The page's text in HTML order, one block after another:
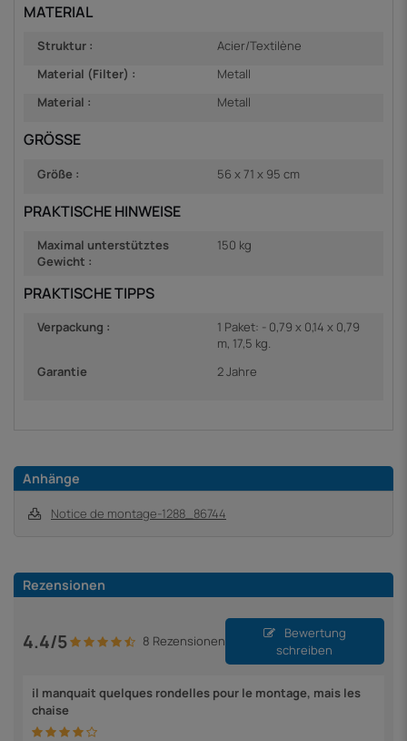
MATERIAL
Struktur :
Acier/Textilène
Material (Filter) :
Metall
Material :
Metall
GRÖSSE
Größe : 56 x 71 x 95 cm
PRAKTISCHE HINWEISE
Maximal unterstütztes
Gewicht :
150 kg
PRAKTISCHE TIPPS
Verpackung :
1 Paket: - 0,79 x 0,14 x 0,79
m, 17,5 kg.
Garantie
2 Jahre
Anhänge
Notice de montage-1288_86744
Rezensionen
4.4/5 8 Rezensionen
Bewertung
schreiben
il manquait quelques rondelles pour le montage, mais les
chaise